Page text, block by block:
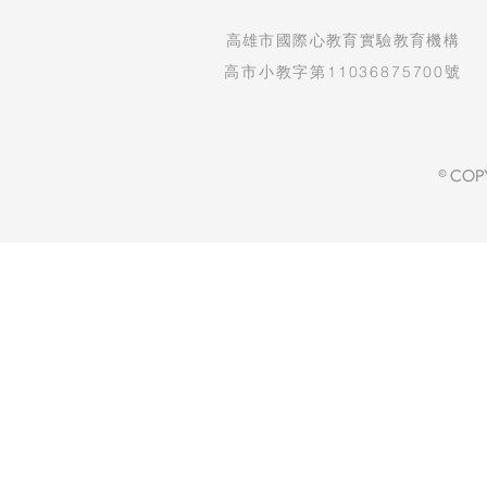
​高雄市國際心教育實驗教育機構
高市小教字第11036875700號
©